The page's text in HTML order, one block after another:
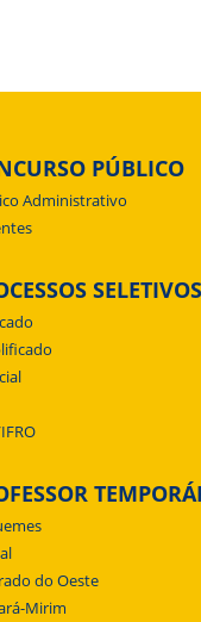
PÚBLICO
Administrativo
SELETIVOS
do Oeste
Mirim